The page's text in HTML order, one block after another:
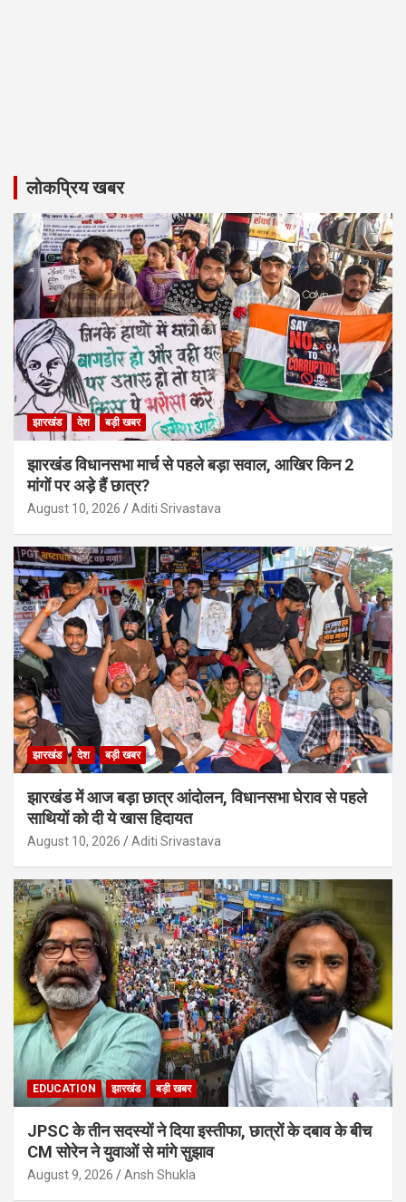
लोकप्रिय खबर
झारखंड देश बड़ी खबर
झारखंड विधानसभा मार्च से पहले बड़ा सवाल, आखिर किन 2
मांगों पर अड़े हैं छात्र?
August 10, 2026 Aditi Srivastava
झारखंड देश बड़ी खबर
झारखंड में आज बड़ा छात्र आंदोलन, विधानसभा घेराव से पहले
साथियों को दी ये खास हिदायत
August 10, 2026 Aditi Srivastava
EDUCATION झारखंड बड़ी खबर
JPSC के तीन सदस्यों ने दिया इस्तीफा, छात्रों के दबाव के बीच
CM सोरेन ने युवाओं से मांगे सुझाव
August 9, 2026 Ansh Shukla